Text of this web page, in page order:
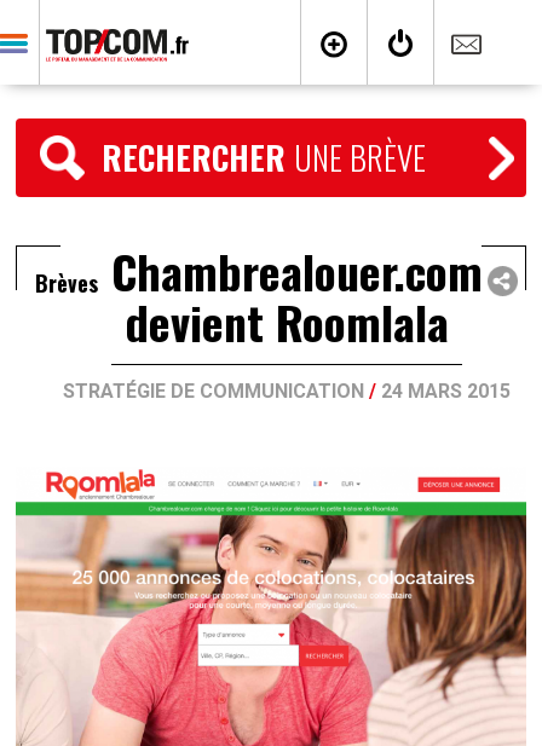
RECHERCHER UNE BRÈVE
Brèves Chambrealouer.com
devient Roomlala
STRATÉGIE DE COMMUNICATION/ 24 MARS 2015